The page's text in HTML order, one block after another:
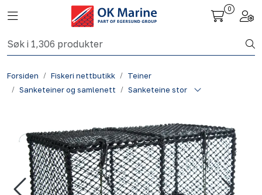
Skip to main content
Toggle navigation
0
Forsiden Fiskeri nettbutikk
Teiner
Sanketeiner og samlenett
Sanketeine stor
Fiskeri nettbutikk
Havbruk
Om oss
Kontakt